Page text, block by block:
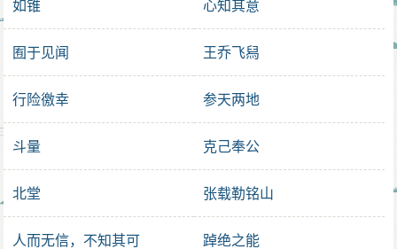
如锥 心知其意
囿于见闻 王乔飞舄
行险徼幸 参天两地
斗量 克己奉公
北堂 张载勒铭山
人而无信，不知其可 踔绝之能